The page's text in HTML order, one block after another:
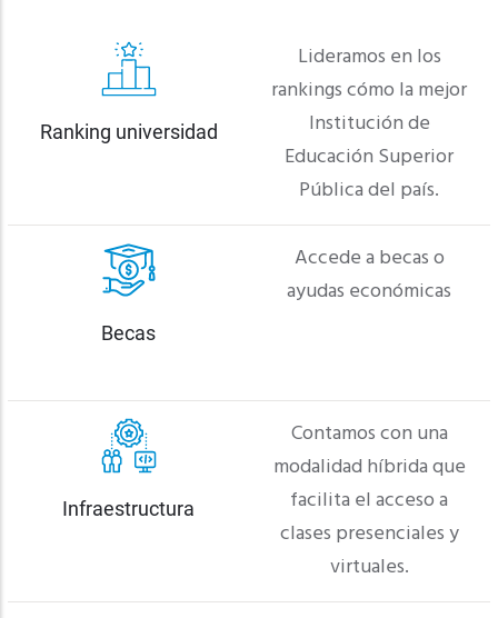
Ranking universidad
Lideramos en los
rankings cómo la mejor
Institución de
Educación Superior
Pública del país.
Becas
Accede a becas o
ayudas económicas
Infraestructura
Contamos con una
modalidad híbrida que
facilita el acceso a
clases presenciales y
virtuales.